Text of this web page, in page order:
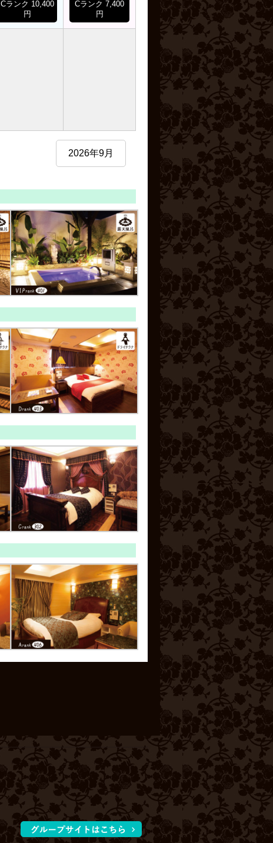
Cランク 10,400
円
Cランク 7,400
円
2026年9月